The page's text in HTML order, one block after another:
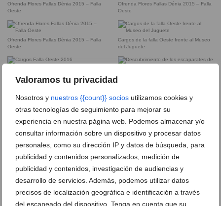
Valoramos tu privacidad
Nosotros y nuestros {{count}} socios utilizamos cookies y
otras tecnologías de seguimiento para mejorar su
experiencia en nuestra página web. Podemos almacenar y/o
consultar información sobre un dispositivo y procesar datos
personales, como su dirección IP y datos de búsqueda, para
publicidad y contenidos personalizados, medición de
publicidad y contenidos, investigación de audiencias y
desarrollo de servicios. Además, podemos utilizar datos
precisos de localización geográfica e identificación a través
del escaneado del dispositivo. Tenga en cuenta que su
Ofrenda Flores Fallas Dénia 2015 – Falla
Oeste
Ofrenda Flores Fallas Dénia 2015 – Falla
Oeste
Ofrenda Flores Fallas Dénia 2015 – Falla
Oeste
Cargos de la falla Oeste frente al Museo
del Juguete
Mención 2016 de la Falla Oeste a Leo